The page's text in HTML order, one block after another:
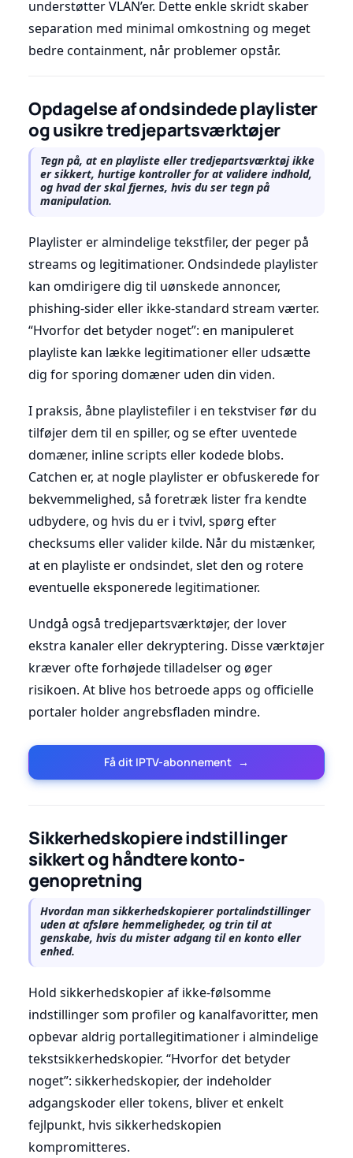
understøtter VLAN’er. Dette enkle skridt skaber
separation med minimal omkostning og meget
bedre containment, når problemer opstår.
Opdagelse af ondsindede playlister
og usikre tredjepartsværktøjer
Tegn på, at en playliste eller tredjepartsværktøj ikke
er sikkert, hurtige kontroller for at validere indhold,
og hvad der skal fjernes, hvis du ser tegn på
manipulation.
Playlister er almindelige tekstfiler, der peger på
streams og legitimationer. Ondsindede playlister
kan omdirigere dig til uønskede annoncer,
phishing-sider eller ikke-standard stream værter.
“Hvorfor det betyder noget”: en manipuleret
playliste kan lække legitimationer eller udsætte
dig for sporing domæner uden din viden.
I praksis, åbne playlistefiler i en tekstviser før du
tilføjer dem til en spiller, og se efter uventede
domæner, inline scripts eller kodede blobs.
Catchen er, at nogle playlister er obfuskerede for
bekvemmelighed, så foretræk lister fra kendte
udbydere, og hvis du er i tvivl, spørg efter
checksums eller valider kilde. Når du mistænker,
at en playliste er ondsindet, slet den og rotere
eventuelle eksponerede legitimationer.
Undgå også tredjepartsværktøjer, der lover
ekstra kanaler eller dekryptering. Disse værktøjer
kræver ofte forhøjede tilladelser og øger
risikoen. At blive hos betroede apps og officielle
portaler holder angrebsfladen mindre.
Få dit IPTV-abonnement →
Sikkerhedskopiere indstillinger
sikkert og håndtere konto-
genopretning
Hvordan man sikkerhedskopierer portalindstillinger
uden at afsløre hemmeligheder, og trin til at
genskabe, hvis du mister adgang til en konto eller
enhed.
Hold sikkerhedskopier af ikke-følsomme
indstillinger som profiler og kanalfavoritter, men
opbevar aldrig portallegitimationer i almindelige
tekstsikkerhedskopier. “Hvorfor det betyder
noget”: sikkerhedskopier, der indeholder
adgangskoder eller tokens, bliver et enkelt
fejlpunkt, hvis sikkerhedskopien
kompromitteres.